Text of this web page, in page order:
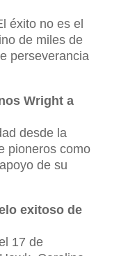
éxito no es el
de miles de
perseverancia
Wright a
desde la
pioneros como
de su
exitoso de
17 de